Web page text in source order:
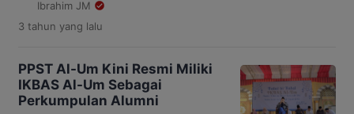
menyabet tiga penghargaan sekaligus
dari Badan Kepegawaian Negara (BKN)
untuk kementerian tipe besar. Salah
satunya bahkan meraih terbaik
pertama dalam pemanfaatan sistem
Ibrahim JM
3 tahun yang lalu
PPST Al-Um Kini Resmi Miliki
IKBAS Al-Um Sebagai
Perkumpulan Alumni